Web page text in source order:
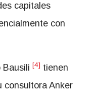
capitales
con
Bausili [4] tienen
consultora Anker